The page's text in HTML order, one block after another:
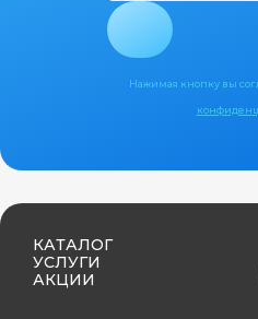
Нажимая кнопку вы
КАТАЛОГ
УСЛУГИ
АКЦИИ